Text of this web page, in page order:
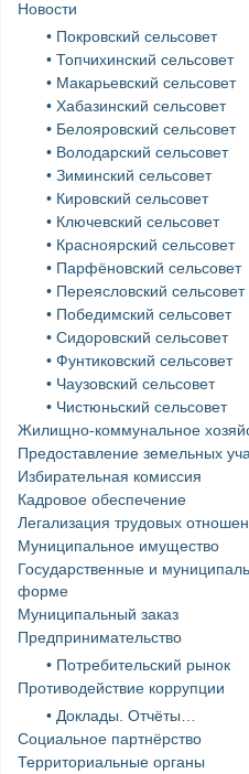
Новости
• Покровский сельсовет
• Топчихинский сельсовет
• Макарьевский сельсовет
• Хабазинский сельсовет
• Белояровский сельсовет
• Володарский сельсовет
• Зиминский сельсовет
• Кировский сельсовет
• Ключевский сельсовет
• Красноярский сельсовет
• Парфёновский сельсовет
• Переясловский сельсовет
• Победимский сельсовет
• Сидоровский сельсовет
• Фунтиковский сельсовет
• Чаузовский сельсовет
• Чистюньский сельсовет
Жилищно-коммунальное
Предоставление земельных
Избирательная комиссия
Кадровое обеспечение
Легализация трудовых
Муниципальное имущество
Государственные и
форме
Муниципальный заказ
Предпринимательство
• Потребительский рынок
Противодействие коррупции
• Доклады. Отчёты…
Социальное партнёрство
Территориальные органы